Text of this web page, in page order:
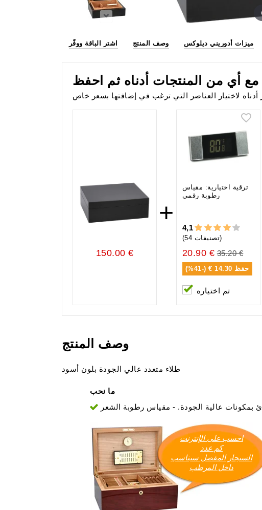
اشتر الباقة ووفّر وصف المنتج ميزات أدوريني ديلوكس
أي من المنتجات أدناه ثم احفظ
أدناه لاختيار العناصر التي ترغب في إضافتها بسعر خاص
150.00 €
+
ترقية اختيارية: مقياس
رطوبة رقمي
4,1
(54 تصنيفات)
20.90 € 35.20 €
حفظ 14.30 € (-41%)
تم اختياره
وصف المنتج
طلاء متعدد عالي الجودة بلون أسود
ما نحب
احسب على الإنترنت
كم عدد
السيجار المفضل سيناسب
داخل المرطب